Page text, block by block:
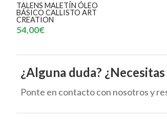
TALENS MALETÍN ÓLEO
BÁSICO CALLISTO ART
CREATION
54,00€
¿Alguna duda?
Ponte en contacto con nosotros y